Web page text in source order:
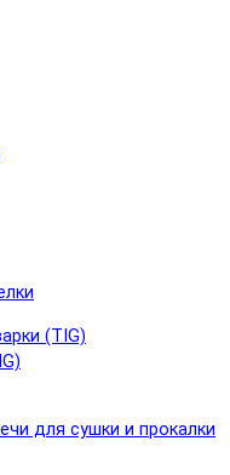
(TIG)
для сушки и прокалки